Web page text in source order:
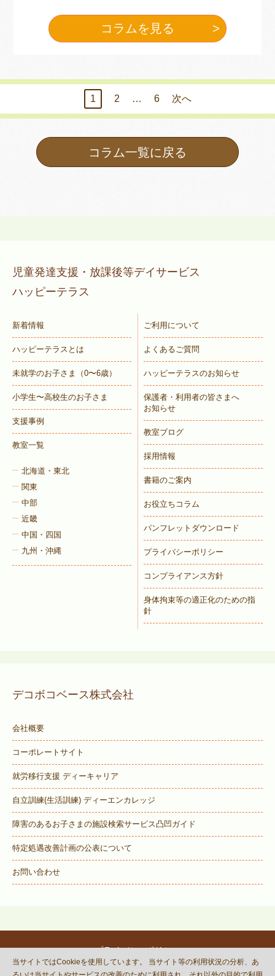
コラムを見る
1 2 … 6 次へ
コラム一覧に戻る
児童発達支援・放課後等デイサービス
ハッピーテラス
新着情報
ハッピーテラスとは
未就学のお子さま （0〜6歳）
小学生〜高校生のお子さま
支援事例
教室一覧
北海道・東北
関東
中部
近畿
中国・四国
九州・沖縄
ご利用について
よくあるご質問
ハッピーテラスのお知らせ
保護者・利用者の皆さまへ
お知らせ
教室ブログ
採用情報
書籍のご案内
お役立ちコラム
パンフレットダウンロード
プライバシーポリシー
コンプライアンス方針
身体拘束等の適正化のための指
針
デコボコベース株式会社
会社概要
コーポレートサイト
就労移行支援 ディーキャリア
自立訓練(生活訓練) ディーエンカレッジ
障害のあるお子さまの施設検索サービス凸凹ガイド
特定処遇改善計画の公表について
お問い合わせ
プライバシーポリシー
© DECOBOCO BASE Co.,Ltd.
当サイトではCookieを使用しています。 当サイト等の利用状況の分析、あ